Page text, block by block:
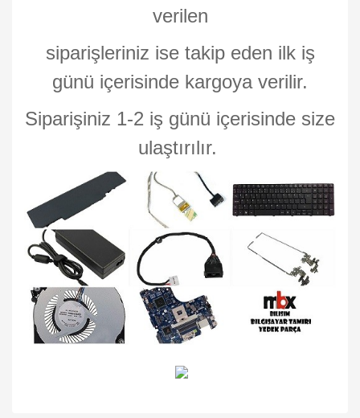
verilen
siparişleriniz ise takip eden ilk iş
günü içerisinde kargoya verilir.
Siparişiniz 1-2 iş günü içerisinde size
ulaştırılır.